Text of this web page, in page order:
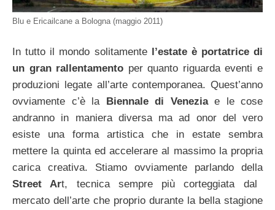
Blu e Ericailcane a Bologna (maggio 2011)
In tutto il mondo solitamentel’estate è portatrice di
un gran rallentamento per quanto riguarda eventi e
produzioni legate all’arte contemporanea. Quest’anno
ovviamente c’è la Biennale di Veneziae le cose
andranno in maniera diversa ma ad onor del vero
esiste una forma artistica che in estate sembra
mettere la quinta ed accelerare al massimo la propria
carica creativa. Stiamo ovviamente parlando della
Street Art, tecnica sempre più corteggiata dal
mercato dell’arte che proprio durante la bella stagione